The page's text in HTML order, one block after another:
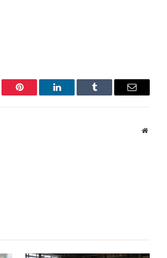
Pinterest LinkedIn Tumblr Email
Website